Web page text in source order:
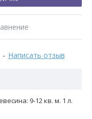
- Написать отзыв
9-12 кв. м. 1 л.